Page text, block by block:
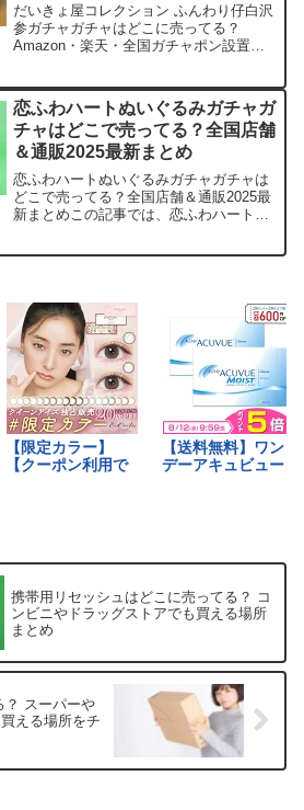
国ガチャポン設置店で即ゲット術
だいきょ屋コレクション ふんわり仔白沢
参ガチャガチャはどこに売ってる？
Amazon・楽天・全国ガチャポン設置店
は、だいきょ屋コレクション ふんわり仔
白沢参を売っている...
恋ふわハートぬいぐるみガチャガ
チャはどこで売ってる？全国店舗
＆通販2025最新まとめ
恋ふわハートぬいぐるみガチャガチャは
どこで売ってる？全国店舗＆通販2025最
新まとめこの記事では、恋ふわハートぬ
携帯用リセッシュはどこに売ってる？ コ
ンビニやドラッグストアでも買える場所
まとめ
？ スーパーや
える場所をチ